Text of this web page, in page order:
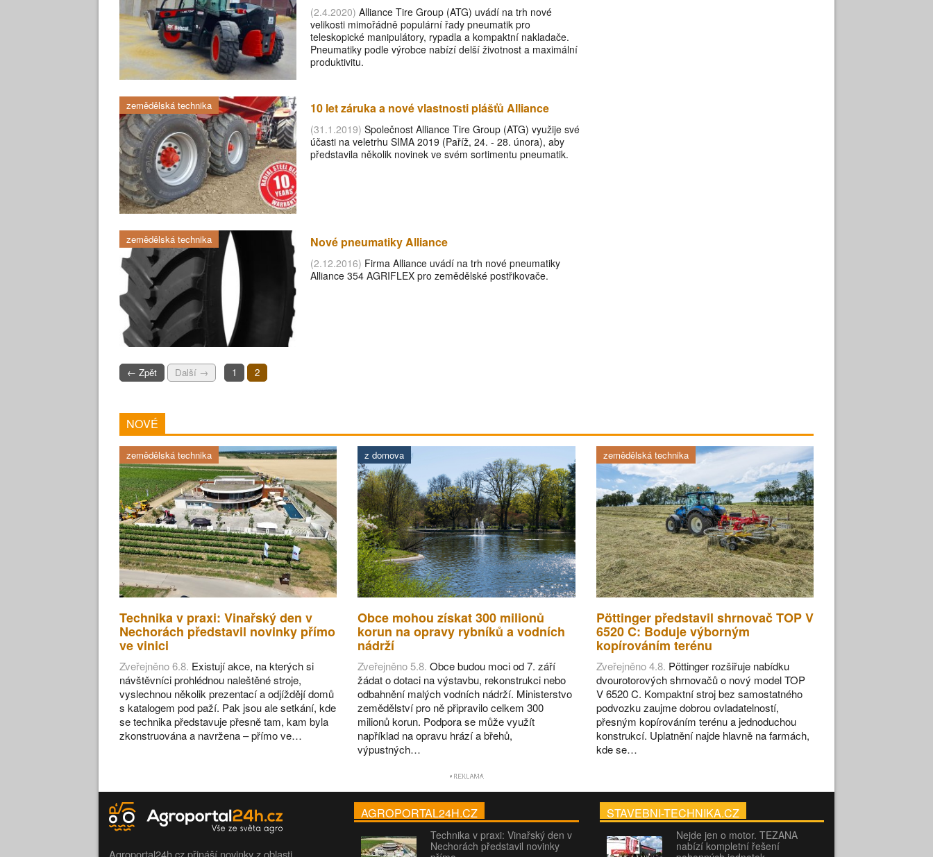
(2.4.2020) Alliance Tire Group (ATG) uvádí na trh nové
velikosti mimořádně populární řady pneumatik pro
teleskopické manipulátory, rypadla a kompaktní nakladače.
Pneumatiky podle výrobce nabízí delší životnost a maximální
produktivitu.
zemědělská technika 10 let záruka a nové vlastnosti plášťů Alliance
(31.1.2019) Společnost Alliance Tire Group (ATG) využije své
účasti na veletrhu SIMA 2019 (Paříž, 24. - 28. února), aby
představila několik novinek ve svém sortimentu pneumatik.
zemědělská technika Nové pneumatiky Alliance
(2.12.2016) Firma Alliance uvádí na trh nové pneumatiky
Alliance 354 AGRIFLEX pro zemědělské postřikovače.
← Zpět Další → 1 2
NOVÉ
zemědělská technika
Technika v praxi: Vinařský den v
Nechorách představil novinky přímo
ve vinici
Zveřejněno 6.8. Existují akce, na kterých si
návštěvníci prohlédnou naleštěné stroje,
vyslechnou několik prezentací a odjíždějí domů
s katalogem pod paží. Pak jsou ale setkání, kde
se technika představuje přesně tam, kam byla
zkonstruována a navržena – přímo ve…
z domova
Obce mohou získat 300 milionů
korun na opravy rybníků a vodních
nádrží
Zveřejněno 5.8. Obce budou moci od 7. září
žádat o dotaci na výstavbu, rekonstrukci nebo
odbahnění malých vodních nádrží. Ministerstvo
zemědělství pro ně připravilo celkem 300
milionů korun. Podpora se může využít
například na opravu hrází a břehů,
výpustných…
zemědělská technika
Pöttinger představil shrnovač TOP V
6520 C: Boduje výborným
kopírováním terénu
Zveřejněno 4.8. Pöttinger rozšiřuje nabídku
dvourotorových shrnovačů o nový model TOP
V 6520 C. Kompaktní stroj bez samostatného
podvozku zaujme dobrou ovladatelností,
přesným kopírováním terénu a jednoduchou
konstrukcí. Uplatnění najde hlavně na farmách,
kde se…
Agroportal24h.cz přináší novinky z oblasti
AGROPORTAL24H.CZ
Technika v praxi: Vinařský den v
Nechorách představil novinky
STAVEBNI-TECHNIKA.CZ
Nejde jen o motor. TEZANA
nabízí kompletní řešení